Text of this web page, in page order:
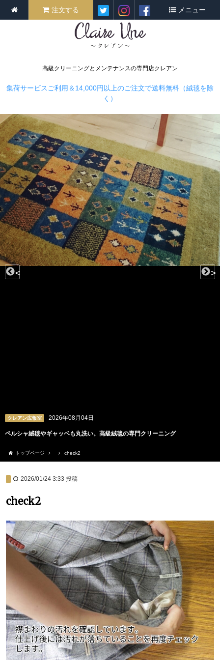
高級クリーニングとメンテナンスの専門店クレアン
注文する メニュー
集荷サービスご利用＆14,000円以上のご注文で送料無料（絨毯を除
く）
クレアン広報室 2026年08月04日
ペルシャ絨毯やギャッベも丸洗い。高級絨毯の専門クリーニング
< >
トップページ check2
2026/01/24 3:33 投稿
check2